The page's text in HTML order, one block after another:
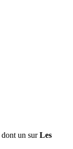
dont un surLes